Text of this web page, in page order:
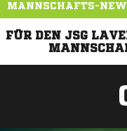
MANNSCHAFTS-
FÜR DEN JSG